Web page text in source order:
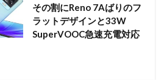
その割にReno 7Aばりのフ
ラットデザインと33W
SuperVOOC急速充電対応